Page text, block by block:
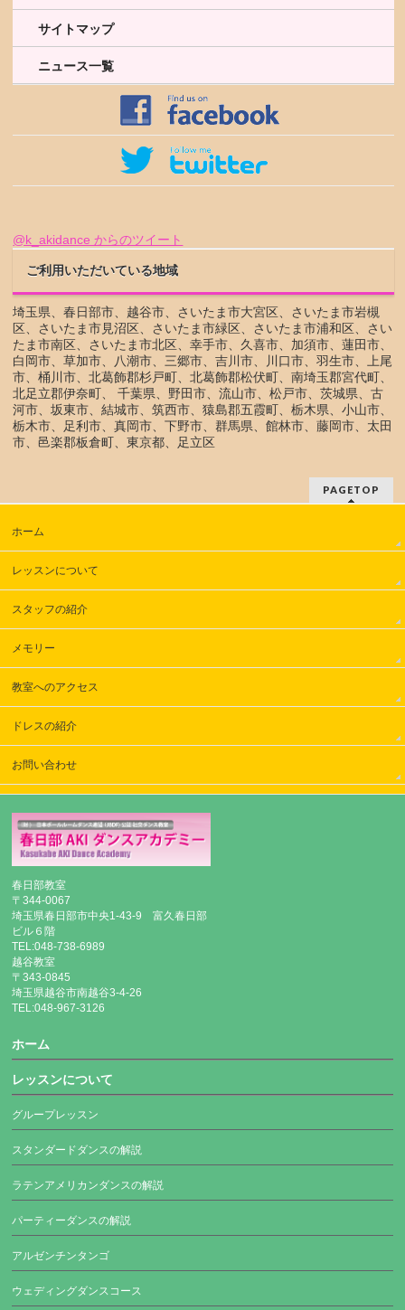
サイトマップ
ニュース一覧
@k_akidance からのツイート
ご利用いただいている地域
埼玉県、春日部市、越谷市、さいたま市大宮区、さいたま市岩槻
区、さいたま市見沼区、さいたま市緑区、さいたま市浦和区、さい
たま市南区、さいたま市北区、幸手市、久喜市、加須市、蓮田市、
白岡市、草加市、八潮市、三郷市、吉川市、川口市、羽生市、上尾
市、桶川市、北葛飾郡杉戸町、北葛飾郡松伏町、南埼玉郡宮代町、
北足立郡伊奈町、 千葉県、野田市、流山市、松戸市、茨城県、古
河市、坂東市、結城市、筑西市、猿島郡五霞町、栃木県、小山市、
栃木市、足利市、真岡市、下野市、群馬県、館林市、藤岡市、太田
市、邑楽郡板倉町、東京都、足立区
PAGETOP
ホーム
レッスンについて
スタッフの紹介
メモリー
教室へのアクセス
ドレスの紹介
お問い合わせ
春日部教室
〒344-0067
埼玉県春日部市中央1-43-9 富久春日部
ビル６階
TEL:048-738-6989
越谷教室
〒343-0845
埼玉県越谷市南越谷3-4-26
TEL:048-967-3126
ホーム
レッスンについて
グループレッスン
スタンダードダンスの解説
ラテンアメリカンダンスの解説
パーティーダンスの解説
アルゼンチンタンゴ
ウェディングダンスコース